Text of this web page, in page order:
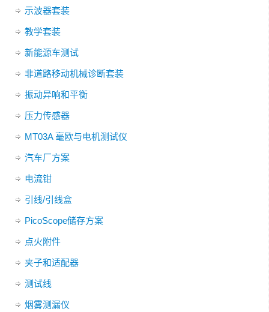
示波器套装
教学套装
新能源车测试
非道路移动机械诊断套装
振动异响和平衡
压力传感器
MT03A 毫欧与电机测试仪
汽车厂方案
电流钳
引线/引线盒
PicoScope储存方案
点火附件
夹子和适配器
测试线
烟雾测漏仪